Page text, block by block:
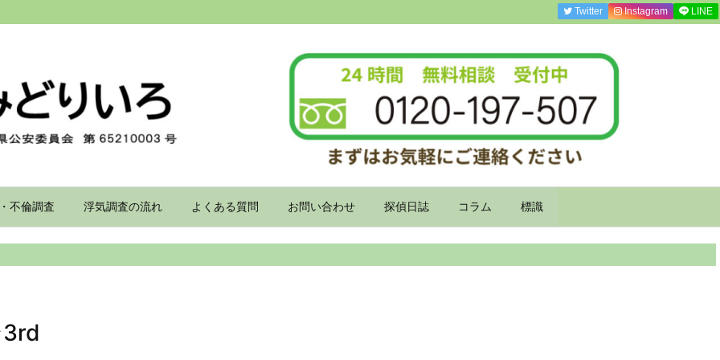
不倫調査 浮気調査の流れ よくある質問 お問い合わせ 探偵日誌 コラム 標識
Twitter Instagram LINE